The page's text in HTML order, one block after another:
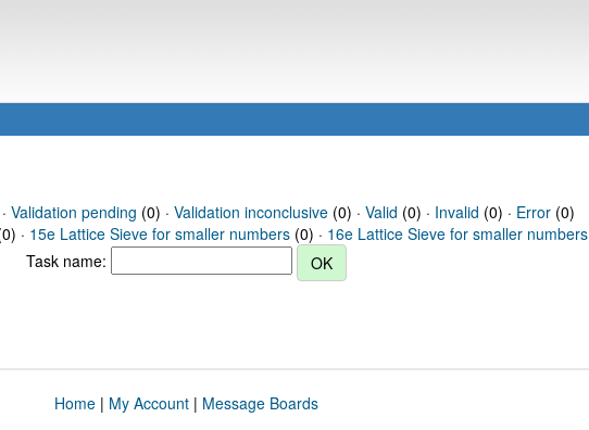
Validation pending (0) · Validation inconclusive(0) · Valid (0) · Invalid (0) · Error(0)
· 15e Lattice Sieve for smaller numbers (0) · 16e Lattice Sieve for smaller numbers
Task name:
Home| My Account| Message Boards